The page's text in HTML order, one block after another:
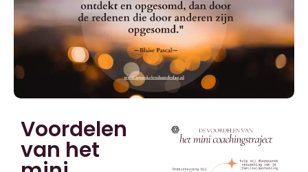
Voordelen
van het